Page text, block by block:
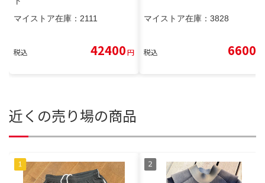
マイストア在庫： 2111
税込 42400円
マイストア在庫： 3828
税込 6600
近くの売り場の商品